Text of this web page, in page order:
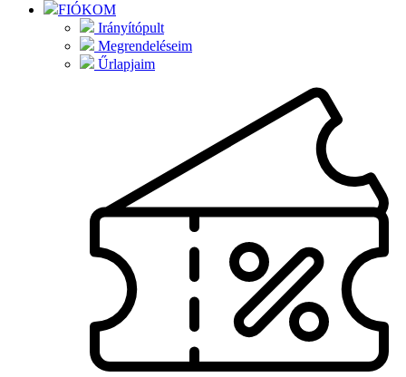
FIÓKOM
Irányítópult
Megrendeléseim
Űrlapjaim